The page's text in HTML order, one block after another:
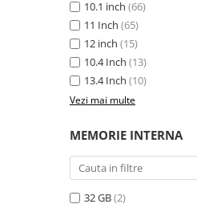
Produse Ingrijire Personala
Accesorii Gadgets
Drone cu Camera
Baterii externe
Boxe Portabile
Cititoare Cod Bare
10.1 inch (66)
11 Inch (65)
12 inch (15)
10.4 Inch (13)
13.4 Inch (10)
Vezi mai multe
MEMORIE INTERNA
32 GB(2)